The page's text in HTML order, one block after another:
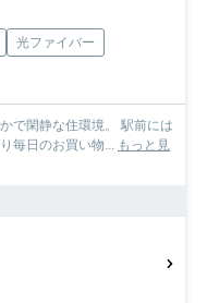
光ファイバー
で閑静な住環境。 駅前には
毎日のお買い物... もっと見